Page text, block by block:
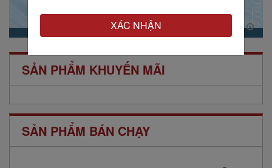
SẢN PHẨM KHUYẾN MÃI
SẢN PHẨM BÁN CHẠY
XÁC NHẬN